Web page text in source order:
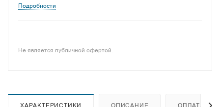
кислорода чистотой не ниже 99,7 % по ГОСТ 5583.
Подробности
Не является публичной офертой.
ХАРАКТЕРИСТИКИ ОПИСАНИЕ ОПЛАТА